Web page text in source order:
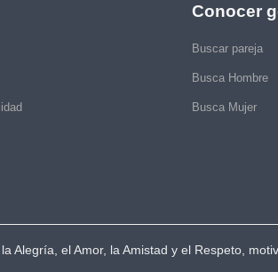
Conocer
Buscar pareja
Busca Hombre
Busca Mujer
Alegría, el Amor, la Amistad y el Respeto,